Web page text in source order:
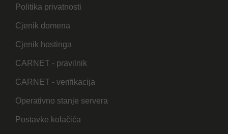
Politika privatnosti
Cjenik domena
Cjenik hostinga
CARNET - pravilnik
CARNET - verifikacija
Operativno stanje servera
Postavke kolačića